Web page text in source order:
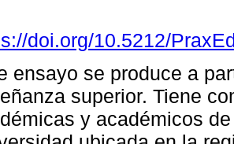
doi.org/10.5212/
ensayo se produce a
superior. Tiene
y académicos